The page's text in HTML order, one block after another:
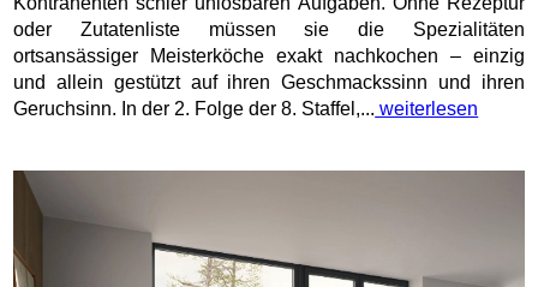
oder Zutatenliste müssen sie die Spezialitäten
ortsansässiger Meisterköche exakt nachkochen – einzig
und allein gestützt auf ihren Geschmackssinn und ihren
Geruchsinn. In der 2. Folge der 8. Staffel,... weiterlesen